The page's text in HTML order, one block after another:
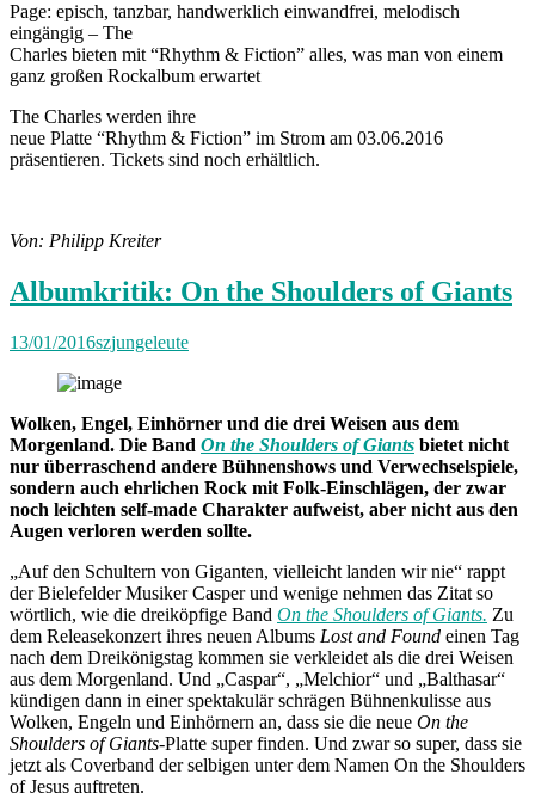
Page: episch, tanzbar, handwerklich einwandfrei, melodisch
eingängig – The
Charles bieten mit “Rhythm & Fiction” alles, was man von einem
ganz großen Rockalbum erwartet
The Charles werden ihre
neue Platte “Rhythm & Fiction” im Strom am 03.06.2016
präsentieren. Tickets sind noch erhältlich.
Von: Philipp Kreiter
Albumkritik: On the Shoulders of Giants
13/01/2016szjungeleute
Wolken, Engel, Einhörner und die drei Weisen aus dem
Morgenland. Die Band On the Shoulders of Giants bietet nicht
nur überraschend andere Bühnenshows und Verwechselspiele,
sondern auch ehrlichen Rock mit Folk-Einschlägen, der zwar
noch leichten self-made Charakter aufweist, aber nicht aus den
Augen verloren werden sollte.
„Auf den Schultern von Giganten, vielleicht landen wir nie“ rappt
der Bielefelder Musiker Casper und wenige nehmen das Zitat so
wörtlich, wie die dreiköpfige Band On the Shoulders of Giants. Zu
dem Releasekonzert ihres neuen Albums Lost and Found einen Tag
nach dem Dreikönigstag kommen sie verkleidet als die drei Weisen
aus dem Morgenland. Und „Caspar“, „Melchior“ und „Balthasar“
kündigen dann in einer spektakulär schrägen Bühnenkulisse aus
Wolken, Engeln und Einhörnern an, dass sie die neue On the
Shoulders of Giants-Platte super finden. Und zwar so super, dass sie
jetzt als Coverband der selbigen unter dem Namen On the Shoulders
of Jesus auftreten.